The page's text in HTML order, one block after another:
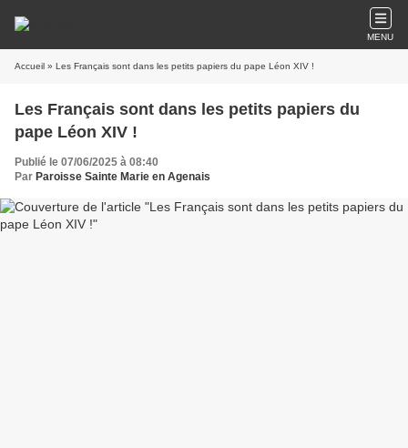
MENU
Accueil » Les Français sont dans les petits papiers du pape Léon XIV !
Les Français sont dans les petits papiers du
pape Léon XIV !
Publié le 07/06/2025 à 08:40
Par Paroisse Sainte Marie en Agenais